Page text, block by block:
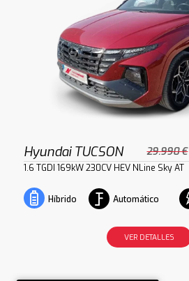
Hyundai TUCSON 29.990 €
1.6 TGDI 169kW 230CV HEV NLine Sky AT
Híbrido Automático
VER DETALLES